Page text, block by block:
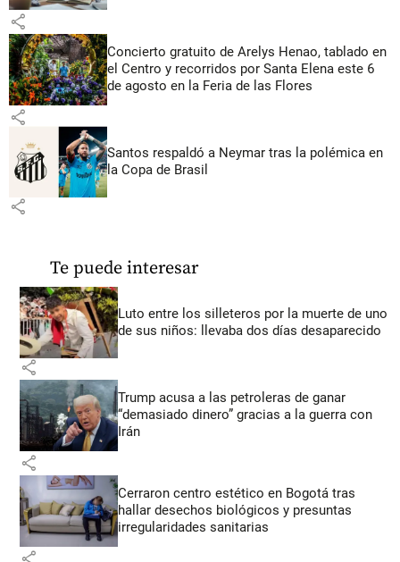
share
Concierto gratuito de Arelys Henao, tablado en
el Centro y recorridos por Santa Elena este 6
de agosto en la Feria de las Flores
share
Santos respaldó a Neymar tras la polémica en
la Copa de Brasil
share
Te puede interesar
Luto entre los silleteros por la muerte de uno
de sus niños: llevaba dos días desaparecido
share
Trump acusa a las petroleras de ganar
“demasiado dinero” gracias a la guerra con
Irán
share
Cerraron centro estético en Bogotá tras
hallar desechos biológicos y presuntas
irregularidades sanitarias